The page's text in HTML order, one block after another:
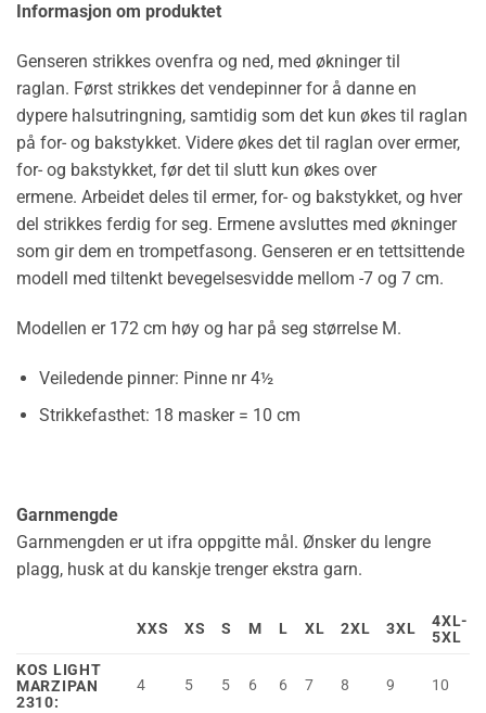
Informasjon om produktet
Genseren strikkes ovenfra og ned, med økninger til
raglan. Først strikkes det vendepinner for å danne en
dypere halsutringning, samtidig som det kun økes til raglan
på for- og bakstykket. Videre økes det til raglan over ermer,
for- og bakstykket, før det til slutt kun økes over
ermene. Arbeidet deles til ermer, for- og bakstykket, og hver
del strikkes ferdig for seg. Ermene avsluttes med økninger
som gir dem en trompetfasong. Genseren er en tettsittende
modell med tiltenkt bevegelsesvidde mellom -7 og 7 cm.
Modellen er 172 cm høy og har på seg størrelse M.
Veiledende pinner: Pinne nr 4½
Strikkefasthet: 18 masker = 10 cm
Garnmengde
Garnmengden er ut ifra oppgitte mål. Ønsker du lengre
plagg, husk at du kanskje trenger ekstra garn.
XXS XS S M L XL 2XL 3XL
4XL-
5XL
KOS LIGHT
MARZIPAN
2310:
4 5 5 6 6 7 8 9 10